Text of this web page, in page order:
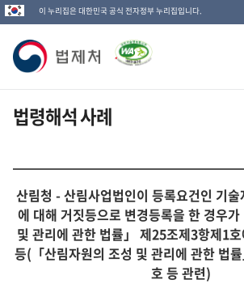
이 누리집은 대한민국 공식 전자정부 누리집입니다.
법
제
처
고
법령해석 사례
산림청 - 산림사업법인이 등록요건인 기
에 대해 거짓등으로 변경등록을 한 경우
및 관리에 관한 법률」 제25조제3항제1
등(「산림자원의 조성 및 관리에 관한 법
호 등 관련)